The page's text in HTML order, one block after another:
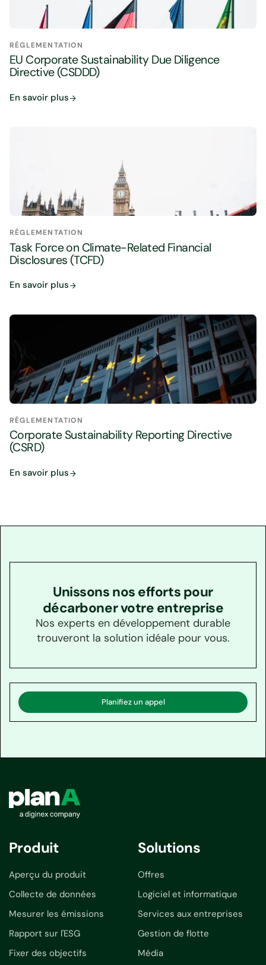
RÉGLEMENTATION
EU Corporate Sustainability Due Diligence
Directive (CSDDD)
En savoir plus
RÉGLEMENTATION
Task Force on Climate-Related Financial
Disclosures (TCFD)
En savoir plus
RÉGLEMENTATION
Corporate Sustainability Reporting Directive
(CSRD)
En savoir plus
Unissons nos efforts pour
décarboner votre entreprise
Nos experts en développement durable
trouveront la solution idéale pour vous.
Planifiez un appel
Produit
Aperçu du produit
Collecte de données
Mesurer les émissions
Rapport sur l'ESG
Fixer des objectifs
Solutions
Offres
Logiciel et informatique
Services aux entreprises
Gestion de flotte
Média